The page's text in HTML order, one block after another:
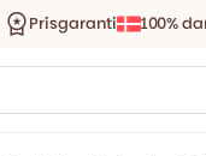
Prisgaranti 100%